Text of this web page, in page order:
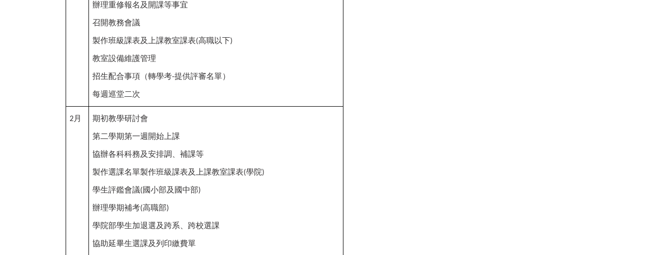
辦理重修報名及開課等事宜
召開教務會議
製作班級課表及上課教室課表(高職以下)
教室設備維護管理
招生配合事項（轉學考-提供評審名單）
每週巡堂二次
2月 期初教學研討會
第二學期第一週開始上課
協辦各科科務及安排調、補課等
製作選課名單製作班級課表及上課教室課表(學院)
學生評鑑會議(國小部及國中部)
辦理學期補考(高職部)
學院部學生加退選及跨系、跨校選課
協助延畢生選課及列印繳費單